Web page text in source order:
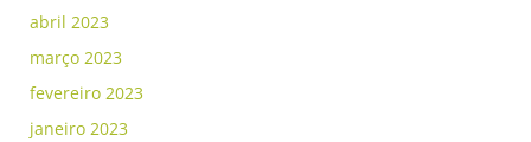
abril 2023
março 2023
fevereiro 2023
janeiro 2023